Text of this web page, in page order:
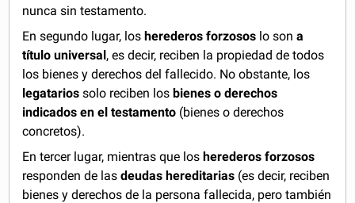
nunca sin testamento.
En segundo lugar, los herederos forzosos lo sona
título universal, es decir, reciben la propiedad de todos
los bienes y derechos del fallecido. No obstante, los
legatarios solo reciben losbienes o derechos
indicados en el testamento (bienes o derechos
concretos).
En tercer lugar, mientras que losherederos forzosos
responden de lasdeudas hereditarias (es decir, reciben
bienes y derechos de la persona fallecida, pero también